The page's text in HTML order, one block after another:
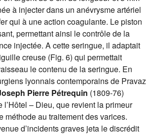
à injecter dans un anévrysme artériel
qui à une action coagulante. Le piston
permettant ainsi le contrôle de la
injectée. A cette seringue, il adaptait
creuse (Fig. 6) qui permettait
le contenu de la seringue. En
lyonnais contemporains de Pravaz
Pierre Pétrequin (1809-76)
l’Hôtel – Dieu, que revient la primeur
méthode au traitement des varices.
d’incidents graves jeta le discrédit